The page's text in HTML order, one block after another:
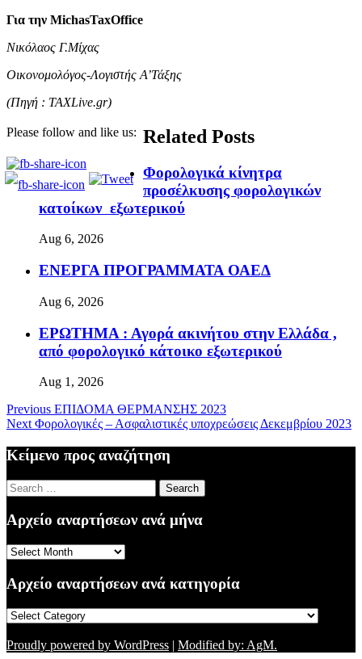
Για την MichasTaxOffice
Νικόλαος Γ.Μίχας
Οικονομολόγος-Λογιστής Α’Τάξης
(Πηγή : TAXLive.gr)
Please follow and like us: Related Posts
Φορολογικά κίνητρα
προσέλκυσης φορολογικών
κατοίκων εξωτερικού
Aug 6, 2026
ΕΝΕΡΓΑ ΠΡΟΓΡΑΜΜΑΤΑ ΟΑΕΔ
Aug 6, 2026
ΕΡΩΤΗΜΑ : Αγορά ακινήτου στην Ελλάδα ,
από φορολογικό κάτοικο εξωτερικού
Aug 1, 2026
Previous ΕΠΙΔΟΜΑ ΘΕΡΜΑΝΣΗΣ 2023
Next Φορολογικές – Ασφαλιστικές υποχρεώσεις Δεκεμβρίου 2023
Κείμενο προς αναζήτηση
Search
for:
Αρχείο αναρτήσεων ανά μήνα
Αρχείο
ανά
μήνα
Αρχείο αναρτήσεων ανά κατηγορία
Αρχείο
ανά
Proudly powered by WordPress | Modified by: AgM.